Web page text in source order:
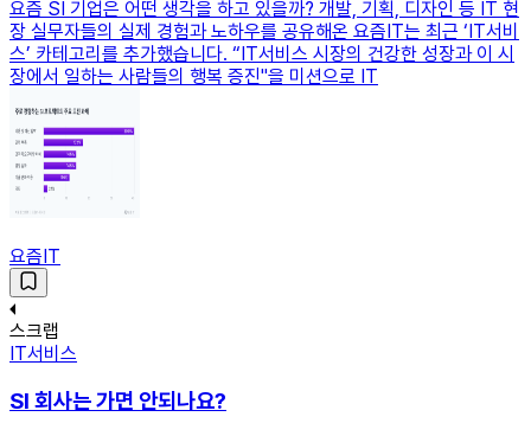
요즘 SI 기업은 어떤 생각을 하고 있을까? 개발, 기획, 디자인 등 IT 현
장 실무자들의 실제 경험과 노하우를 공유해온 요즘IT는 최근 ‘IT서비
스’ 카테고리를 추가했습니다. “IT서비스 시장의 건강한 성장과 이 시
장에서 일하는 사람들의 행복 증진"을 미션으로 IT
요즘IT
스크랩
IT서비스
SI 회사는 가면 안되나요?